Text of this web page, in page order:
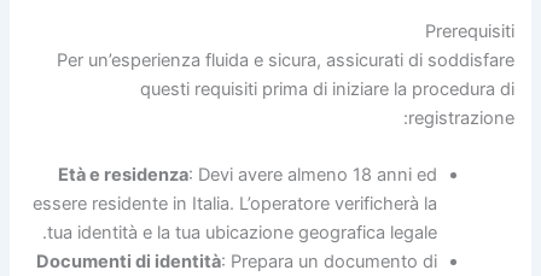
Prerequisiti
Per un’esperienza fluida e sicura, assicurati di soddisfare
questi requisiti prima di iniziare la procedura di
registrazione:
Età e residenza : Devi avere almeno 18 anni ed
essere residente in Italia. L’operatore verificherà la
tua identità e la tua ubicazione geografica legale.
Documenti di identità : Prepara un documento di